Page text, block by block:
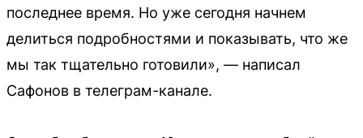
последнее время. Но уже сегодня начнем
делиться подробностями и показывать, что же
мы так тщательно готовили», — написал
Сафонов в телеграм-канале.